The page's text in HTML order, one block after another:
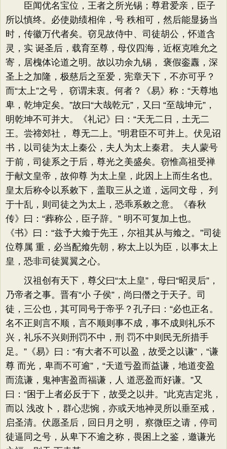
臣闻优名宝位，王者之所光锡；尊君爱亲，臣子
所以慎终。必使勋绩相侔，号 秩相可，然后能显扬当
时，传徽万代者矣。窃见故侍中、司徒胡公，怀道含
灵，实 诞圣后，载育至尊，母仪四海，近枢克唯允之
寄，居槐体论道之明。故以功余九锡， 褒假銮纛，深
圣上之加隆，极慈后之至爱，宪章天下，不亦可乎？
而“太上”之号， 窃谓未衷。何者？《易》称：“天尊地
卑，乾坤定矣。”故曰“大哉乾元”，又曰 “至哉坤元”，
明乾坤不可并大。《礼记》曰：“天无二日，土无二
王。尝禘郊社， 尊无二上。”明君臣不可并上。伏见诏
书，以司徒为太上秦公，夫人为太上秦君。 夫人蒙号
于前，司徒系之于后，尊光之美盛矣。窃惟高祖受禅
于献文皇帝，故仰尊 为太上皇，此因上上而生名也。
皇太后称令以系敕下，盖取三从之道，远同文母， 列
于十乱，则司徒之为太上，恐乖系敕之意。《春秋
传》曰：“葬称公，臣子辞。” 明不可复加上也。
《书》曰：“兹予大飨于先王，尔祖其从与飨之。”司徒
位尊属 重，必当配飨先朝，称太上以为臣，以事太上
皇，恐非司徒翼翼之心。
汉祖创有天下，尊父曰“太上皇”，母曰“昭灵后”，
乃帝者之事。晋有“小 子侯”，尚曰僭之于天子。司
徒，三公也，其可同号于帝乎？孔子曰：“必也正名。
名不正则言不顺，言不顺则事不成，事不成则礼乐不
兴，礼乐不兴则刑罚不中，刑 罚不中则民无所措手
足。”《易》曰：“有大者不可以盈，故受之以谦”，“谦
尊 而光，卑而不可逾”，“天道亏盈而益谦，地道变盈
而流谦，鬼神害盈而福谦，人 道恶盈而好谦。”又
曰：“困于上者必反于下，故受之以井。”此克吉定兆，
而以 浅改卜，群心悲惋，亦或天地神灵所以垂至戒，
启圣清。伏愿圣后，回日月之明， 察微臣之请，停司
徒逼同之号，从卑下不逾之称，畏困上之鉴，邀谦光